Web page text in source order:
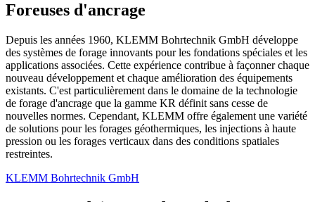
Foreuses d'ancrage
Depuis les années 1960, KLEMM Bohrtechnik GmbH développe
des systèmes de forage innovants pour les fondations spéciales et les
applications associées. Cette expérience contribue à façonner chaque
nouveau développement et chaque amélioration des équipements
existants. C'est particulièrement dans le domaine de la technologie
de forage d'ancrage que la gamme KR définit sans cesse de
nouvelles normes. Cependant, KLEMM offre également une variété
de solutions pour les forages géothermiques, les injections à haute
pression ou les forages verticaux dans des conditions spatiales
restreintes.
KLEMM Bohrtechnik GmbH